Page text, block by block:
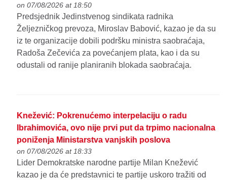
on 07/08/2026 at 18:50
Predsjednik Jedinstvenog sindikata radnika
Željezničkog prevoza, Miroslav Babović, kazao je da su
iz te organizacije dobili podršku ministra saobraćaja,
Radoša Zečevića za povećanjem plata, kao i da su
odustali od ranije planiranih blokada saobraćaja.
Knežević: Pokrenućemo interpelaciju o radu
Ibrahimovića, ovo nije prvi put da trpimo nacionalna
poniženja Ministarstva vanjskih poslova
on 07/08/2026 at 18:33
Lider Demokratske narodne partije Milan Knežević
kazao je da će predstavnici te partije uskoro tražiti od